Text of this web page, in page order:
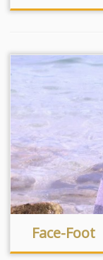
Face-Foot